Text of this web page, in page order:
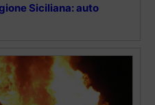
Siciliana: auto